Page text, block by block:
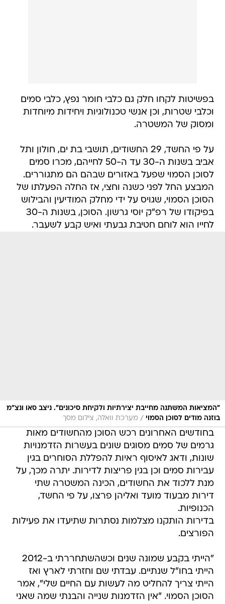
בפשיטות לקחו חלק גם כלבי חומר נפץ, כלבי סמים
וכלבי שטרות, וכן אנשי טכנולוגיות ויחידות מיוחדות
ומסוק של המשטרה.
על פי החשד, 29 החשודים, תושבי בת ים, חולון ותל
אביב בשנות ה-30 עד ה-50 לחייהם, מכרו סמים
לסוכן הסמוי שפעל באזורים שבהם הם מתגוררים.
המבצע החל לפני כשנה וחצי, אז החלה הפעלתו של
הסוכן הסמוי, שגויס על ידי מחלק המודיעין והבילוש
בפיקודו של רפ"ק יוסי גרשון. הסוכן, בשנות ה-30
לחייו הוא לוחם חטיבת גבעתי ואיש קבע לשעבר.
"המציאות המשתנה מחייבת יצירתיות ולקיחת סיכונים". ניצב סאו ונצ"מ
בוזנה מודים לסוכן הסמוי / מערכת וואלה, צילום מסך
בחודשים האחרונים רכש הסוכן מהחשודים מאות
גרמים של סמים מסוגים שונים בעשרות הזדמנויות
שונות, ודאג לאיסוף ראיות להפללת הסוחרים בגין
עבירות סמים וכן בגין פריצות לדירות. יתרה מכך, על
מנת ללכוד את החשודים, הכינה המשטרה שתי
דירות מבעוד מועד ואליהן פרצו, על פי החשד,
הכנופיות.
בדירות הותקנו מצלמות נסתרות שתיעדו את פעילות
הפורצים.
"הייתי בקבע שמונה שנים וכשהשתחררתי ב-2012
הייתי בחו"ל שנתיים. עבדתי שם וחזרתי לארץ ואז
הייתי צריך להחליט מה לעשות עם החיים שלי", אמר
הסוכן הסמוי. "אין הזדמנות שנייה והבנתי שמה שאני